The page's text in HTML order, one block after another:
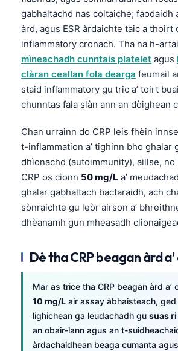
gabhaltachd nas coltaiche; faodaidh
àrd, agus ESR àrdaichte taic a thoirt
inflammatory cronach. Tha na h-
mìneachadh cunntais platelet agus
clàran ceallan fola dearga feumail
staid inflammatory gu tric a’ toirt
chunntas fala slàn ann an dòighean
Chan urrainn do CRP leis fhèin
t-inflammation a’ tighinn bho ghalar
dhìonachd (autoimmunity), aillse, no
CRP os cionn 50 mg/L a’
ghalar gabhaltach bactaraidh, ach
sònraichte gu leòr airson a’
dhèanamh gun mheasadh
Dè tha CRP beagan àrd
Mar as trice tha CRP beagan àrd a’
10 mg/L air assay àbhaisteach,
lighichean ga leudachadh gu suas
an obair-lann agus an t-
àrdachaidhean beaga cumanta